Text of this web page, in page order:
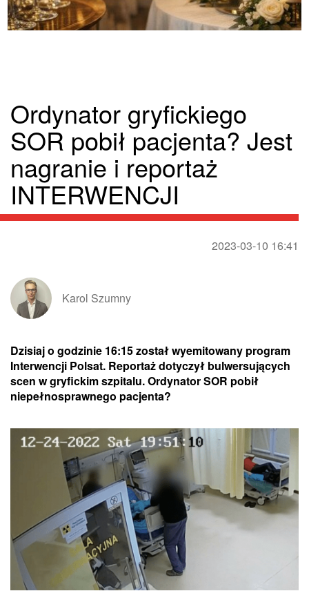
Ordynator gryfickiego
SOR pobił pacjenta? Jest
nagranie i reportaż
INTERWENCJI
2023-03-10 16:41
Karol Szumny
Dzisiaj o godzinie 16:15 został wyemitowany program
Interwencji Polsat. Reportaż dotyczył bulwersujących
scen w gryfickim szpitalu. Ordynator SOR pobił
niepełnosprawnego pacjenta?